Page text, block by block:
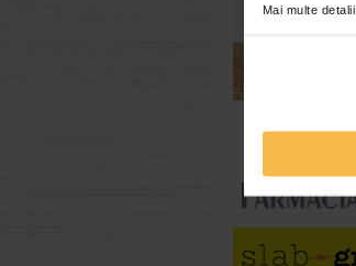
Mai multe detalii